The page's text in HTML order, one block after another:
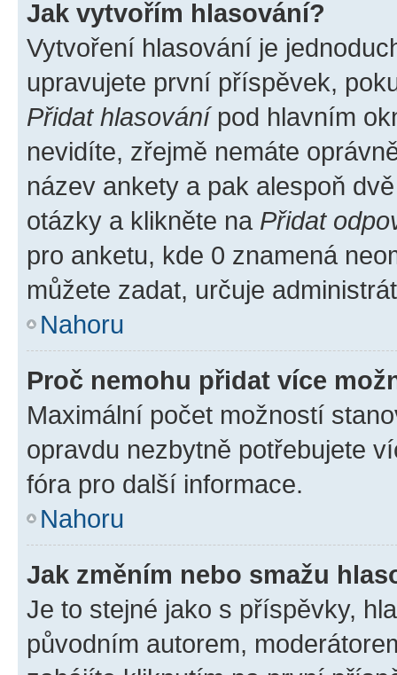
Jak vytvořím hlasování?
Vytvoření hlasování je
upravujete první příspěvek,
Přidat hlasovánípod hlavním
nevidíte, zřejmě nemáte
název ankety a pak alespoň
otázky a klikněte na Přidat
pro anketu, kde 0 znamená
můžete zadat, určuje
Nahoru
Proč nemohu přidat více
Maximální počet možností
opravdu nezbytně potřebujete
fóra pro další informace.
Nahoru
Jak změním nebo smažu
Je to stejné jako s příspěvky,
původním autorem,